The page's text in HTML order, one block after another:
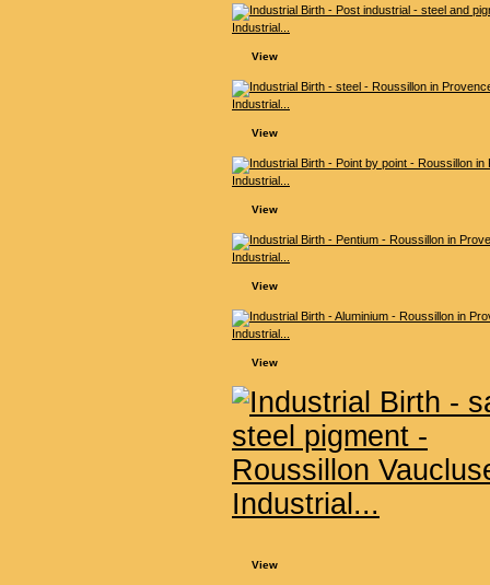
Industrial...
View
Industrial...
View
Industrial...
View
Industrial...
View
Industrial...
View
Industrial...
View